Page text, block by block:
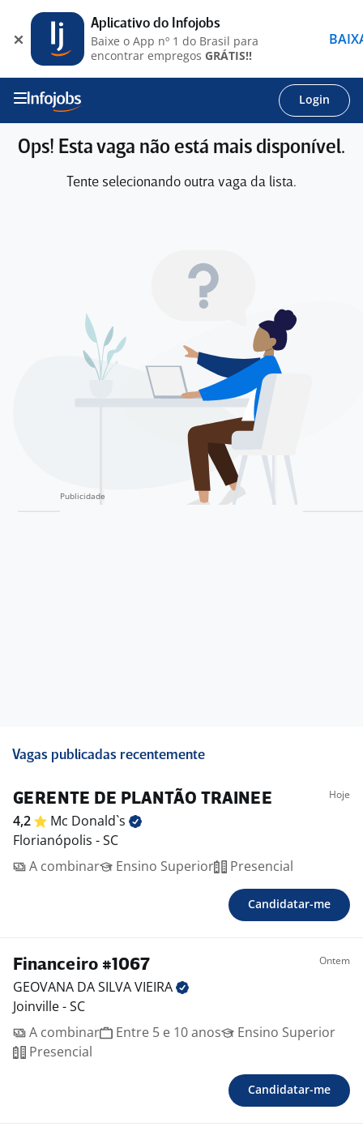
Login
Ops! Esta vaga não está mais disponível.
Tente selecionando outra vaga da lista.
Vagas publicadas recentemente
GERENTE DE PLANTÃO TRAINEE Hoje
4,2 Mc Donald`s
Florianópolis - SC
A combinar
Ensino Superior Presencial
Candidatar-me
Financeiro #1067 Ontem
GEOVANA DA SILVAVIEIRA
Joinville - SC
A combinar
Entre 5 e 10 anos
Ensino Superior
Presencial
Candidatar-me
Aplicativo do Infojobs
Baixe o App nº 1 do Brasil para
encontrar empregos GRÁTIS!!